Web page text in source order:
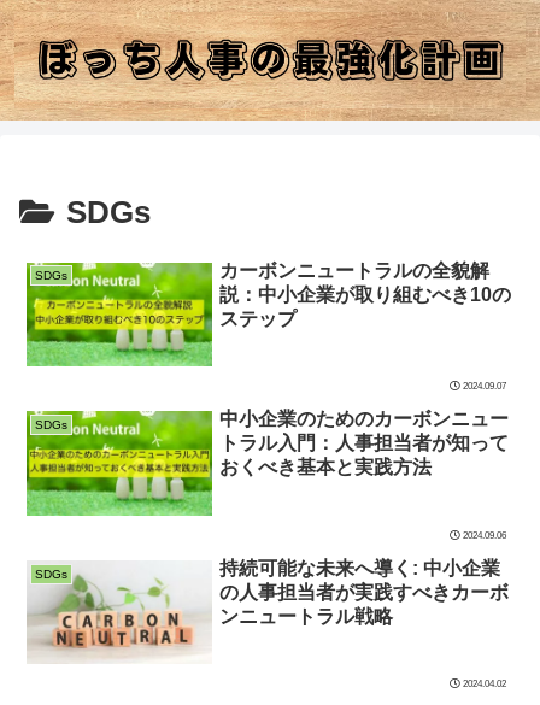
SDGs
SDGs
カーボンニュートラルの全貌解
説：中小企業が取り組むべき10の
ステップ
2024.09.07
SDGs
中小企業のためのカーボンニュー
トラル入門：人事担当者が知って
おくべき基本と実践方法
2024.09.06
SDGs
持続可能な未来へ導く: 中小企業
の人事担当者が実践すべきカーボ
ンニュートラル戦略
2024.04.02